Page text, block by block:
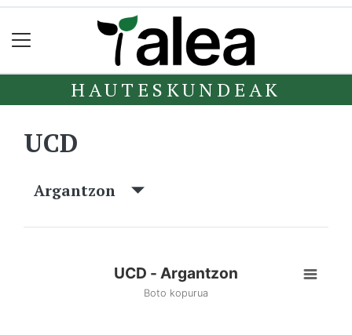
HAUTESKUNDEAK
UCD
Argantzon
UCD - Argantzon
Boto kopurua